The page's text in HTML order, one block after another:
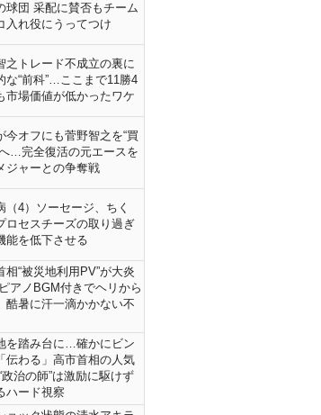
球団 采配に賛否もチーム
入れ役にうってつけ
之トレード不成立の裏に
な“前科”…ここまで11勝4
市場価値が低かったワケ
今オフにも菅野智之を“買
…完全復活の元エースを
ジャーとの争奪戦
（4）ソーセージ、ちく
ロセスチーズの取り過ぎ
能を低下させる
相“被災地利用PV”が大炎
アノBGM付きでヘリから
酷暑に汗一滴かかない不
を踏み台に…確かにビン
伝わる」高市首相の人気
政治の師”は激励に駆けず
ハード視察